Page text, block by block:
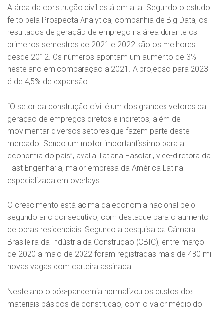
A área da construção civil está em alta. Segundo o estudo
feito pela Prospecta Analytica, companhia de Big Data, os
resultados de geração de emprego na área durante os
primeiros semestres de 2021 e 2022 são os melhores
desde 2012. Os números apontam um aumento de 3%
neste ano em comparação a 2021. A projeção para 2023
é de 4,5% de expansão.
“O setor da construção civil é um dos grandes vetores da
geração de empregos diretos e indiretos, além de
movimentar diversos setores que fazem parte deste
mercado. Sendo um motor importantíssimo para a
economia do país”, avalia Tatiana Fasolari, vice-diretora da
Fast Engenharia, maior empresa da América Latina
especializada em overlays.
O crescimento está acima da economia nacional pelo
segundo ano consecutivo, com destaque para o aumento
de obras residenciais. Segundo a pesquisa da Câmara
Brasileira da Indústria da Construção (CBIC), entre março
de 2020 a maio de 2022 foram registradas mais de 430 mil
novas vagas com carteira assinada.
Neste ano o pós-pandemia normalizou os custos dos
materiais básicos de construção, com o valor médio do